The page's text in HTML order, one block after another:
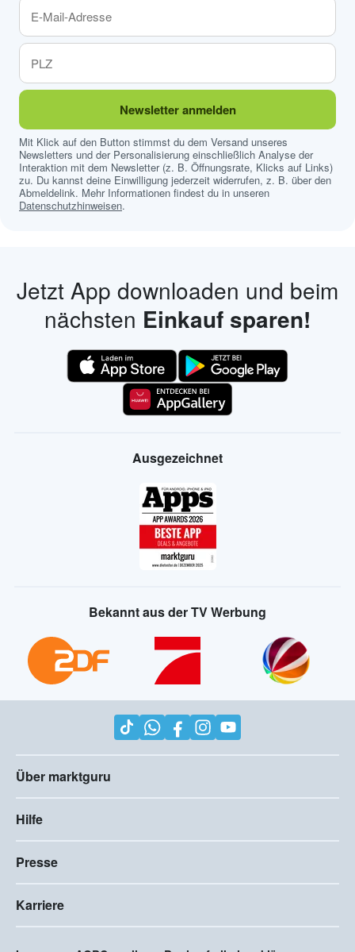
Newsletter anmelden
Mit Klick auf den Button stimmst du dem Versand unseres
Newsletters und der Personalisierung einschließlich Analyse der
Interaktion mit dem Newsletter (z. B. Öffnungsrate, Klicks auf Links)
zu. Du kannst deine Einwilligung jederzeit widerrufen, z. B. über den
Abmeldelink. Mehr Informationen findest du in unseren
Datenschutzhinweisen.
Jetzt App downloaden und beim
nächsten Einkauf sparen!
Ausgezeichnet
Bekannt aus der TV Werbung
Über marktguru
Hilfe
Presse
Karriere